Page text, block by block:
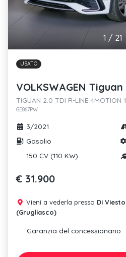
1 / 21
USATO
VOLKSWAGEN Tiguan
TIGUAN 2.0 TDI R-LINE 4MOTION
GE867PW
3/2021
Gasolio
150 CV (110 KW)
€ 31.900
Vieni a vederla presso Di
(Grugliasco)
Garanzia del concessionario